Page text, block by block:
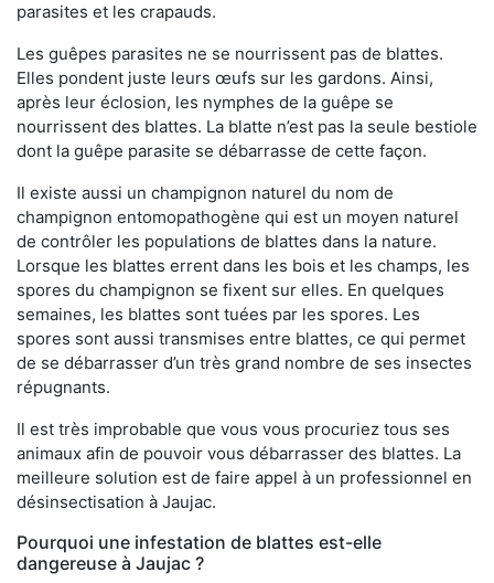
parasites et les crapauds.
Les guêpes parasites ne se nourrissent pas de blattes.
Elles pondent juste leurs œufs sur les gardons. Ainsi,
après leur éclosion, les nymphes de la guêpe se
nourrissent des blattes. La blatte n’est pas la seule bestiole
dont la guêpe parasite se débarrasse de cette façon.
Il existe aussi un champignon naturel du nom de
champignon entomopathogène qui est un moyen naturel
de contrôler les populations de blattes dans la nature.
Lorsque les blattes errent dans les bois et les champs, les
spores du champignon se fixent sur elles. En quelques
semaines, les blattes sont tuées par les spores. Les
spores sont aussi transmises entre blattes, ce qui permet
de se débarrasser d’un très grand nombre de ses insectes
répugnants.
Il est très improbable que vous vous procuriez tous ses
animaux afin de pouvoir vous débarrasser des blattes. La
meilleure solution est de faire appel à un professionnel en
désinsectisation à Jaujac.
Pourquoi une infestation de blattes est-elle
dangereuse à Jaujac ?